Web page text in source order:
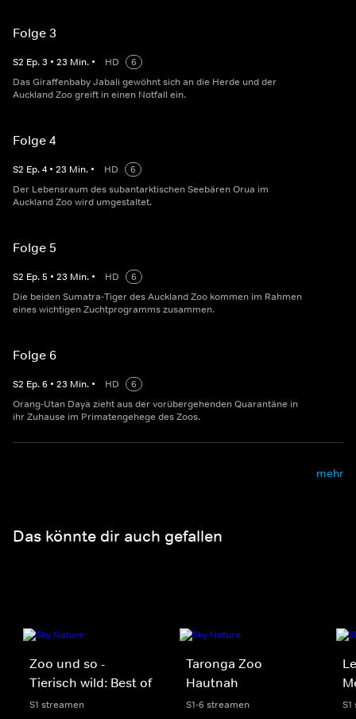
Folge 3
S2 Ep.3 • 23 Min. • HD
6
Das Giraffenbaby Jabali gewöhnt sich an die Herde und der
Auckland Zoo greift in einen Notfall ein.
Folge 4
S2 Ep.4 • 23 Min. • HD
6
Der Lebensraum des subantarktischen Seebären Orua im
Auckland Zoo wird umgestaltet.
Folge 5
S2 Ep.5 • 23 Min. • HD
6
Die beiden Sumatra-Tiger des Auckland Zoo kommen im Rahmen
eines wichtigen Zuchtprogramms zusammen.
Folge 6
S2 Ep.6 • 23 Min. • HD
6
Orang-Utan Daya zieht aus der vorübergehenden Quarantäne in
ihr Zuhause im Primatengehege des Zoos.
mehr
Das könnte dir auch gefallen
Zoo und so -
Tierisch wild: Best of
S1 streamen
Taronga Zoo
Hautnah
S1-6 streamen